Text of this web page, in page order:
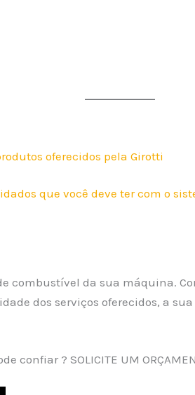
oferecidos pela Girotti
que você deve ter com o
combustível da sua máquina.
dos serviços oferecidos, a
confiar ? SOLICITE UM